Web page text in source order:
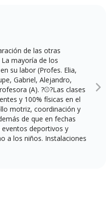
de las otras
mayoría de los
su labor (Profes. Elia,
Gabriel, Alejandro,
(A). ?⚾?Las clases
y 100% físicas en el
motriz, coordinación y
de que en fechas
eventos deportivos y
a los niños. Instalaciones